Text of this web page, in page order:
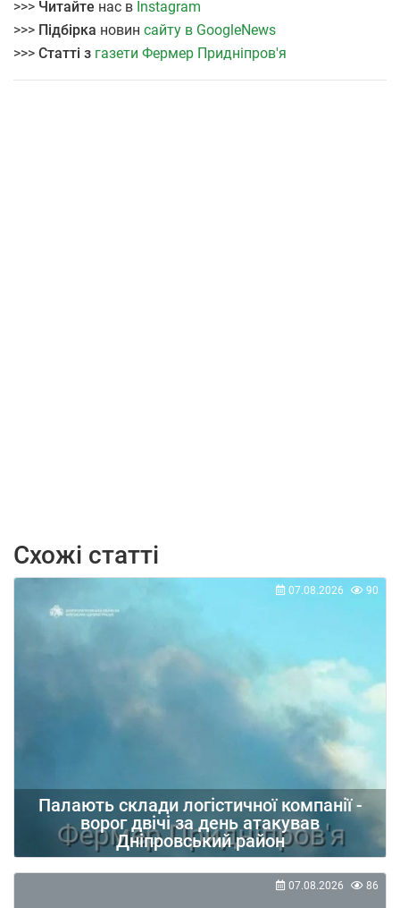
>>> Читайте нас в Instagram
>>> Підбірка новин сайту в GoogleNews
>>> Статті з газети Фермер Придніпров'я
Схожі статті
Палають склади логістичної компанії -
ворог двічі за день атакував
Дніпровський район
07.08.2026 90
07.08.2026 86